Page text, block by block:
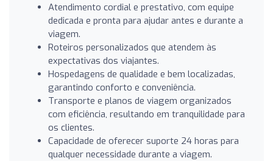
Atendimento cordial e prestativo, com equipe
dedicada e pronta para ajudar antes e durante a
viagem.
Roteiros personalizados que atendem às
expectativas dos viajantes.
Hospedagens de qualidade e bem localizadas,
garantindo conforto e conveniência.
Transporte e planos de viagem organizados
com eficiência, resultando em tranquilidade para
os clientes.
Capacidade de oferecer suporte 24 horas para
qualquer necessidade durante a viagem.